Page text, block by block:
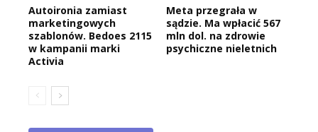
Autoironia zamiast
marketingowych
szablonów. Bedoes 2115
w kampanii marki
Activia
Meta przegrała w
sądzie. Ma wpłacić 567
mln dol. na zdrowie
psychiczne nieletnich